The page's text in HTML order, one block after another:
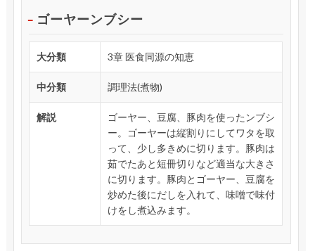
ゴーヤーンブシー
大分類 3章 医食同源の知恵
中分類 調理法(煮物)
解説
ゴーヤー、豆腐、豚肉を使ったンブシ
ー。ゴーヤーは縦割りにしてワタを取
って、少し多きめに切ります。豚肉は
茹でたあと短冊切りなど適当な大きさ
に切ります。豚肉とゴーヤー、豆腐を
炒めた後にだしを入れて、味噌で味付
けをし煮込みます。